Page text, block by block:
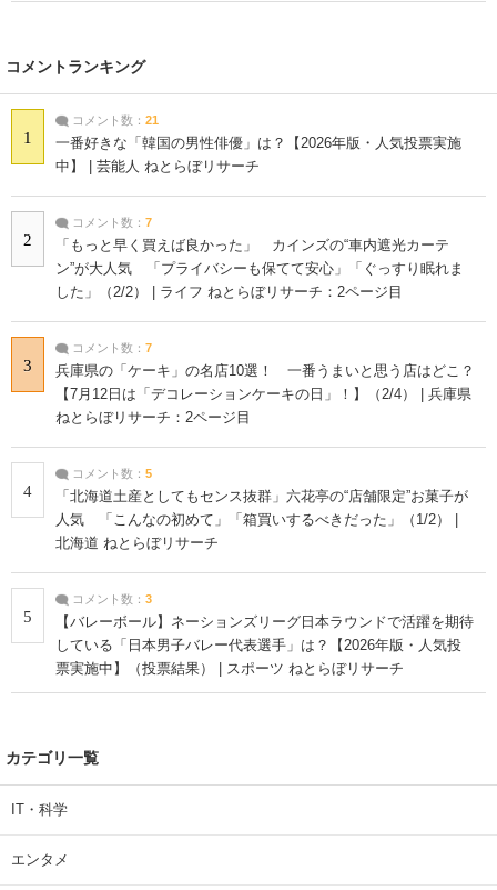
コメントランキング
1
コメント数： 21
一番好きな「韓国の男性俳優」は？【2026年版・人気投票実施
中】 | 芸能人 ねとらぼリサーチ
2
コメント数： 7
「もっと早く買えば良かった」 カインズの“車内遮光カーテ
ン”が大人気 「プライバシーも保てて安心」「ぐっすり眠れま
した」（2/2） | ライフ ねとらぼリサーチ：2ページ目
3
コメント数： 7
兵庫県の「ケーキ」の名店10選！ 一番うまいと思う店はどこ？
【7月12日は「デコレーションケーキの日」！】（2/4） | 兵庫県
ねとらぼリサーチ：2ページ目
4
コメント数： 5
「北海道土産としてもセンス抜群」六花亭の“店舗限定”お菓子が
人気 「こんなの初めて」「箱買いするべきだった」（1/2） |
北海道 ねとらぼリサーチ
5
コメント数： 3
【バレーボール】ネーションズリーグ日本ラウンドで活躍を期待
している「日本男子バレー代表選手」は？【2026年版・人気投
票実施中】（投票結果） | スポーツ ねとらぼリサーチ
カテゴリ一覧
IT・科学
エンタメ